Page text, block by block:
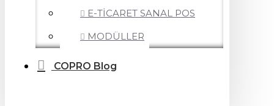
E-TİCARET SANAL POS
MODÜLLER
COPRO Blog